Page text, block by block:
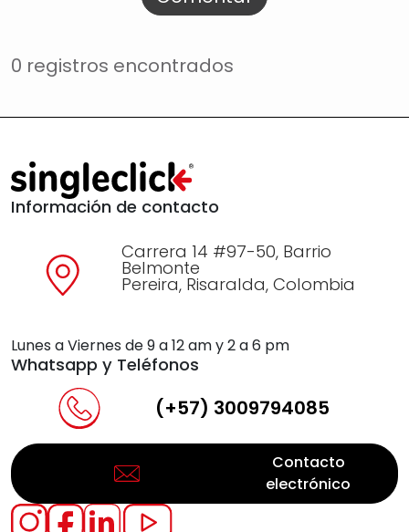
0 registros encontrados
Información de contacto
Carrera 14 #97-50, Barrio
Belmonte
Pereira, Risaralda, Colombia
Lunes a Viernes de 9 a 12 am y 2 a 6 pm
Whatsapp y Teléfonos
(+57) 3009794085
Contacto
electrónico